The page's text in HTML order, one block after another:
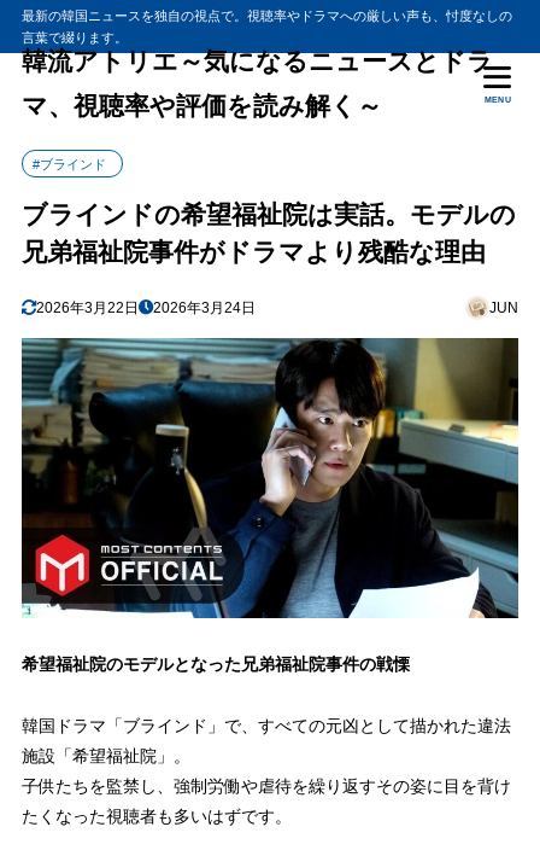
最新の韓国ニュースを独自の視点で。視聴率やドラマへの厳しい声も、忖度なしの
言葉で綴ります。
韓流アトリエ～気になるニュースとドラ
マ、視聴率や評価を読み解く～
MENU
#ブラインド
ブラインドの希望福祉院は実話。モデルの
兄弟福祉院事件がドラマより残酷な理由
2026年3月22日 2026年3月24日 JUN
希望福祉院のモデルとなった兄弟福祉院事件の戦慄
韓国ドラマ「ブラインド」で、すべての元凶として描かれた違法
施設「希望福祉院」。
子供たちを監禁し、強制労働や虐待を繰り返すその姿に目を背け
たくなった視聴者も多いはずです。